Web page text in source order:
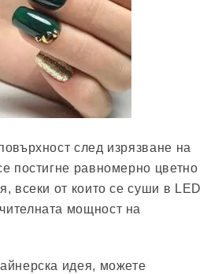
след изрязване на
постигне равномерно цветно
всеки от които се суши в LED
мощност на
идея, можете